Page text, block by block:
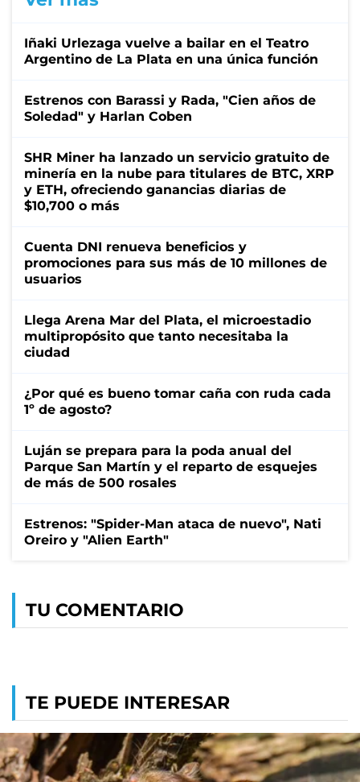
Iñaki Urlezaga vuelve a bailar en el Teatro
Argentino de La Plata en una única función
Estrenos con Barassi y Rada, "Cien años de
Soledad" y Harlan Coben
SHR Miner ha lanzado un servicio gratuito de
minería en la nube para titulares de BTC, XRP
y ETH, ofreciendo ganancias diarias de
$10,700 o más
Cuenta DNI renueva beneficios y
promociones para sus más de 10 millones de
usuarios
Llega Arena Mar del Plata, el microestadio
multipropósito que tanto necesitaba la
ciudad
¿Por qué es bueno tomar caña con ruda cada
1º de agosto?
Luján se prepara para la poda anual del
Parque San Martín y el reparto de esquejes
de más de 500 rosales
Estrenos: "Spider-Man ataca de nuevo", Nati
Oreiro y "Alien Earth"
TU COMENTARIO
TE PUEDE INTERESAR